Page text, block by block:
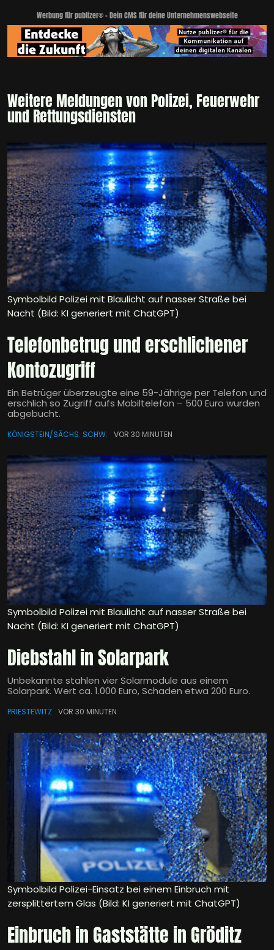
Werbung für publizer® - Dein CMS für deine Unternehmenswebseite
Weitere Meldungen von Polizei, Feuerwehr
und Rettungsdiensten
Symbolbild Polizei mit Blaulicht auf nasser Straße bei
Nacht (Bild: KI generiert mit ChatGPT)
Telefonbetrug und erschlichener
Kontozugriff
Ein Betrüger überzeugte eine 59-Jährige per Telefon und
erschlich so Zugriff aufs Mobiltelefon – 500 Euro wurden
abgebucht.
KÖNIGSTEIN/SÄCHS. SCHW. VOR 30 MINUTEN
Symbolbild Polizei mit Blaulicht auf nasser Straße bei
Nacht (Bild: KI generiert mit ChatGPT)
Diebstahl in Solarpark
Unbekannte stahlen vier Solarmodule aus einem
Solarpark. Wert ca. 1.000 Euro, Schaden etwa 200 Euro.
PRIESTEWITZ VOR 30 MINUTEN
Symbolbild Polizei-Einsatz bei einem Einbruch mit
zersplittertem Glas (Bild: KI generiert mit ChatGPT)
Einbruch in Gaststätte in Gröditz